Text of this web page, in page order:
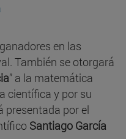
en las
También se otorgará
” a la matemática
científica y por su
presentada por el
Santiago García